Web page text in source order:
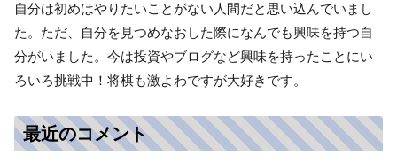
自分は初めはやりたいことがない人間だと思い込んでいまし
た。ただ、自分を見つめなおした際になんでも興味を持つ自
分がいました。今は投資やブログなど興味を持ったことにい
ろいろ挑戦中！将棋も激よわですが大好きです。
最近のコメント